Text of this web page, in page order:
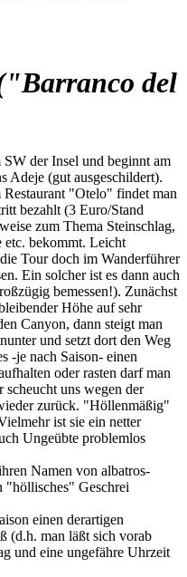
del
der Insel und beginnt am
Adeje (gut ausgeschildert).
"Otelo" findet man
bezahlt (3 Euro/Stand
zum Thema Steinschlag,
bekommt. Leicht
Tour doch im Wanderführer
Ein solcher ist es dann auch
bemessen!). Zunächst
Höhe auf sehr
Canyon, dann steigt man
und setzt dort den Weg
-je nach Saison- einen
oder rasten darf man
uns wegen der
zurück. "Höllenmäßig"
ist sie ein netter
Ungeübte problemlos
Namen von albatros-
"höllisches" Geschrei
einen derartigen
(d.h. man läßt sich vorab
und eine ungefähre Uhrzeit